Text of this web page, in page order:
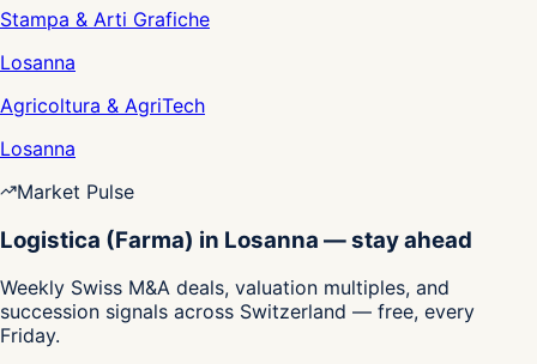
Stampa & Arti Grafiche
Losanna
Agricoltura & AgriTech
Losanna
Market Pulse
Logistica (Farma) in Losanna — stay ahead
Weekly Swiss M&A deals, valuation multiples, and
succession signals across Switzerland — free, every
Friday.